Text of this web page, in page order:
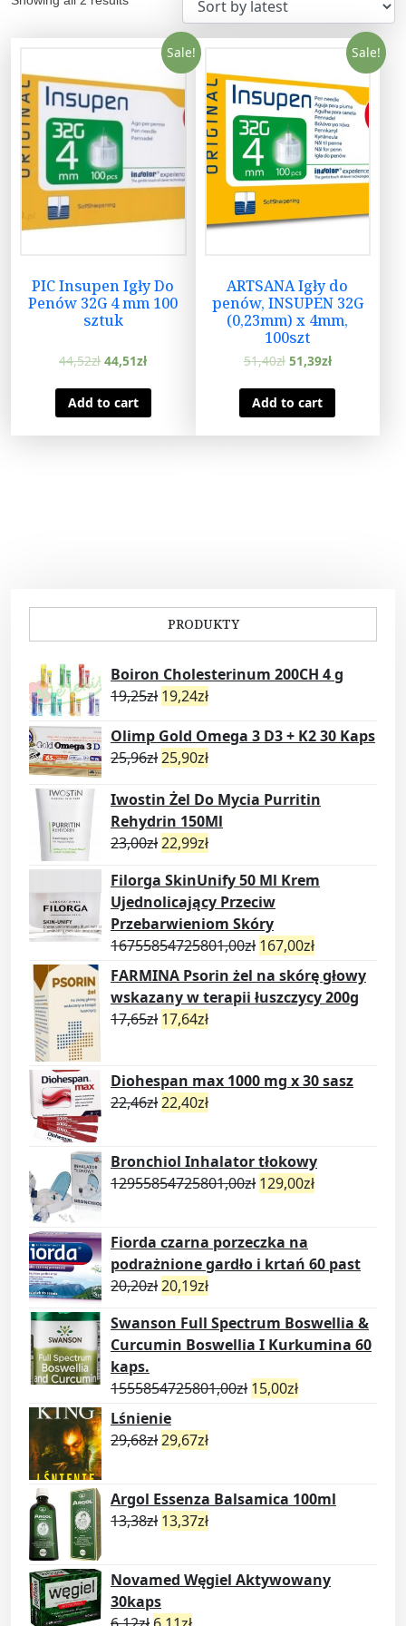
Sale!
PIC Insupen Igły Do
Penów 32G 4 mm 100
sztuk
44,52zł 44,51zł
Add to cart
Sale!
ARTSANA Igły do
penów, INSUPEN 32G
(0,23mm) x 4mm,
100szt
51,40zł 51,39zł
Add to cart
PRODUKTY
Boiron Cholesterinum 200CH 4 g
19,25zł 19,24zł
Olimp Gold Omega 3 D3 + K2 30 Kaps
25,96zł25,90zł
Iwostin Żel Do Mycia Purritin
Rehydrin 150Ml
23,00zł22,99zł
Filorga SkinUnify 50 Ml Krem
Ujednolicający Przeciw
Przebarwieniom Skóry
16755854725801,00zł 167,00zł
FARMINA Psorin żel na skórę głowy
wskazany w terapii łuszczycy 200g
17,65zł 17,64zł
Diohespan max 1000 mg x 30 sasz
22,46zł22,40zł
Bronchiol Inhalator tłokowy
12955854725801,00zł 129,00zł
Fiorda czarna porzeczka na
podrażnione gardło i krtań 60 past
20,20zł20,19zł
Swanson Full Spectrum Boswellia &
Curcumin Boswellia I Kurkumina 60
kaps.
1555854725801,00zł 15,00zł
Lśnienie
29,68zł29,67zł
Argol Essenza Balsamica 100ml
13,38zł 13,37zł
Novamed Węgiel Aktywowany
30kaps